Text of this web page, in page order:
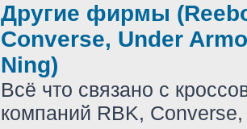
Другие фирмы
Converse, Under
Ning)
Всё что связано с
компаний RBK,